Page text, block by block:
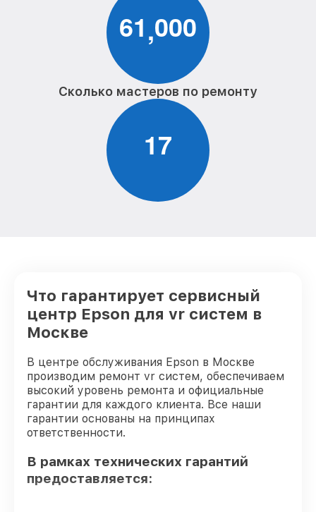
61,000
Сколько мастеров по ремонту
17
Что гарантирует сервисный
центр Epson для vr систем в
Москве
В центре обслуживания Epson в Москве
производим ремонт vr систем, обеспечиваем
высокий уровень ремонта и официальные
гарантии для каждого клиента. Все наши
гарантии основаны на принципах
ответственности.
В рамках технических гарантий
предоставляется: